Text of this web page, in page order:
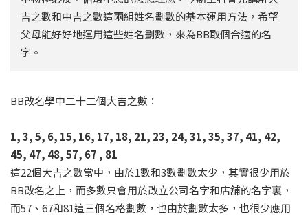
吉之數和中吉之數這兩組姓名劃數的基本運用方法，希望
父母能好好地運用這些姓名劃數，來為BB取個合適的名
字。
BB改名學中二十二個大吉之數：
1, 3, 5, 6, 15, 16, 17, 18, 21, 23, 24, 31, 35, 37, 41, 42,
45, 47, 48, 57, 67 , 81
這22個大吉之數當中，由於1數和3數劃數太少，其實很少用於
BB改名之上，而多數只會用於改立公司名字和店舖的名字裏，
而57、67和81這三個名格劃數，也由於劃數太多，也很少應用